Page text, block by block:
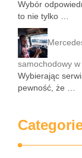
Wybór
to nie tylko …
samochodowy
Wybierając
pewność, że …